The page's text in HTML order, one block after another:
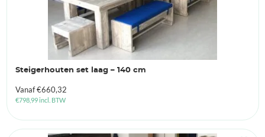
Steigerhouten set laag – 140 cm
Vanaf€660,32
€798,99incl. BTW